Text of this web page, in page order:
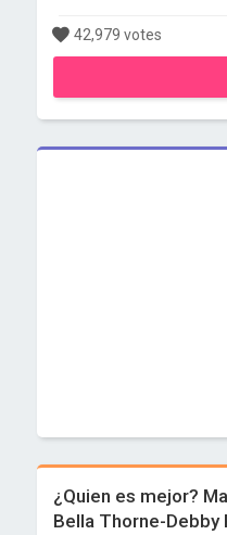
42,979 votes
¿Quien es mejor?
Bella Thorne-Debby